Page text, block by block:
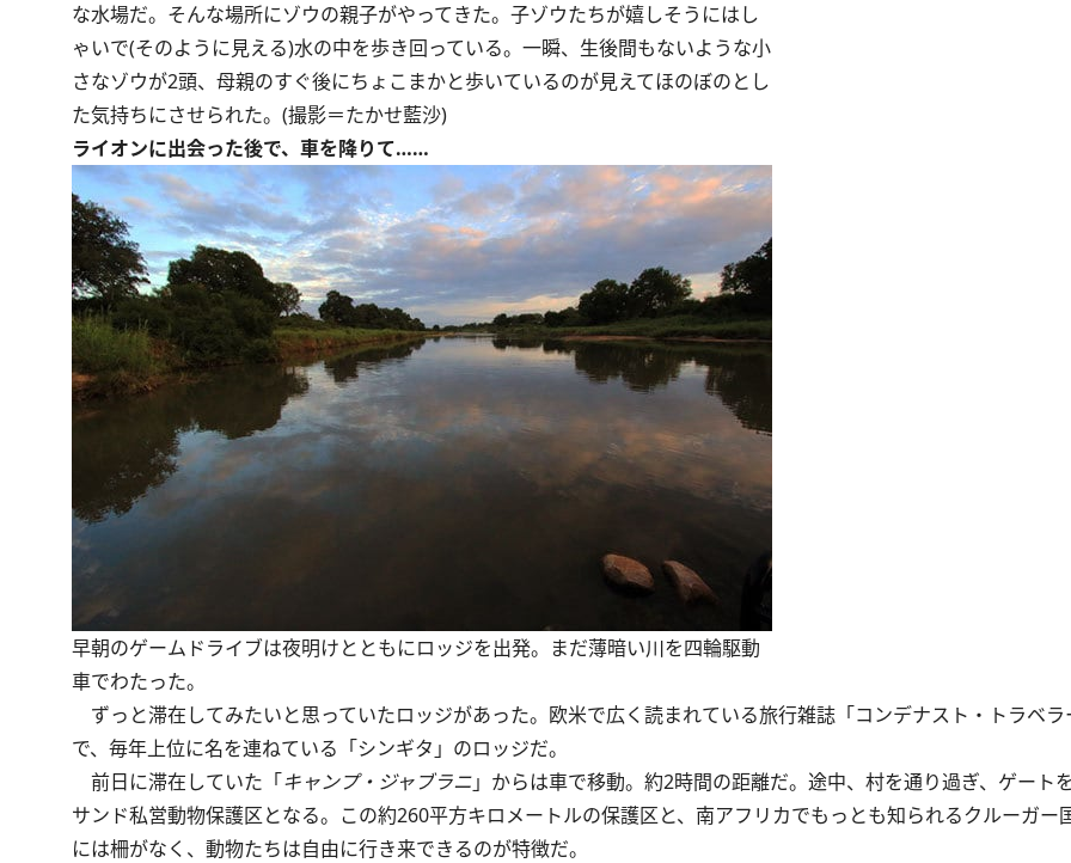
な水場だ。そんな場所にゾウの親子がやってきた。子ゾウたちが嬉しそうにはし
ゃいで(そのように見える)水の中を歩き回っている。一瞬、生後間もないような小
さなゾウが2頭、母親のすぐ後にちょこまかと歩いているのが見えてほのぼのとし
た気持ちにさせられた。(撮影＝たかせ藍沙)
ライオンに出会った後で、車を降りて……
早朝のゲームドライブは夜明けとともにロッジを出発。まだ薄暗い川を四輪駆動
車でわたった。
ずっと滞在してみたいと思っていたロッジがあった。欧米で広く読まれている旅行雑誌「コンデナスト・トラベ
で、毎年上位に名を連ねている「シンギタ」のロッジだ。
前日に滞在していた「キャンプ・ジャブラニ」からは車で移動。約2時間の距離だ。途中、村を通り過ぎ、ゲート
サンド私営動物保護区となる。この約260平方キロメートルの保護区と、南アフリカでもっとも知られるクルーガー
には柵がなく、動物たちは自由に行き来できるのが特徴だ。